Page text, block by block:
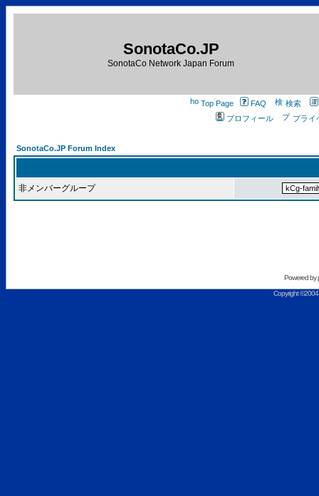
SonotaCo.JP
SonotaCo Network Japan Forum
Top Page FAQ
検索
プロフィール
プライ
SonotaCo.JP Forum Index
非メンバーグループ
Powered by
Copyright ©2004